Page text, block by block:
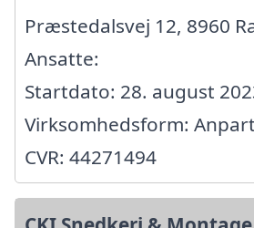
Præstedalsvej 12, 8960
Ansatte:
Startdato: 28. august
Virksomhedsform:
CVR: 44271494